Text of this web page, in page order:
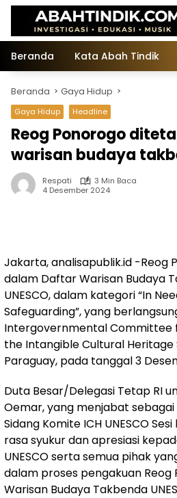
Langsung
konten
Beranda
Kata Abah Tindik
Beranda Gaya Hidup
Gaya Hidup Headline
Reog Ponorogo
warisan budaya
Respati
3 Min Baca
4 Desember 2024
Jakarta, analisapublik.id -Reog
dalam Daftar Warisan Budaya
UNESCO, dalam kategori “In
Safeguarding”, yang
Intergovernmental Committee
the Intangible Cultural Heritage
Paraguay, pada tanggal 3
Duta Besar/Delegasi Tetap RI
Oemar, yang menjabat sebagai
Sidang Komite ICH UNESCO
rasa syukur dan apresiasi
UNESCO serta semua pihak
dalam proses pengakuan Reog
Warisan Budaya Takbenda